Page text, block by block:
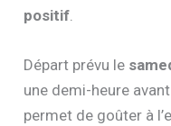
positif.
Départ prévu le
une demi-heure
permet de goûter à